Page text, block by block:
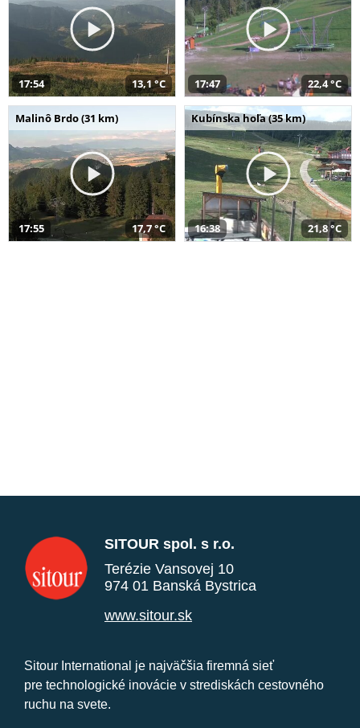
17:54 13,1 °C 17:47 22,4 °C
Malinô Brdo (31 km)
17:55 17,7 °C
Kubínska hoľa (35 km)
16:38 21,8 °C
SITOUR spol. s r.o.
Terézie Vansovej 10
974 01 Banská Bystrica
www.sitour.sk
Sitour International je najväčšia firemná sieť
pre technologické inovácie v strediskách cestovného
ruchu na svete.